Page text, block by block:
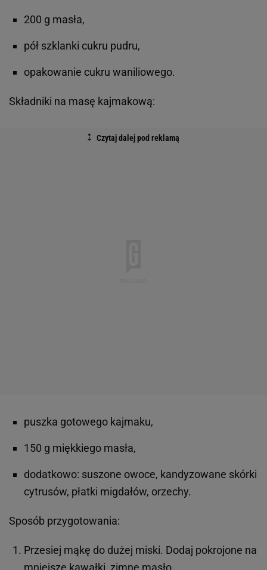
200 g masła,
pół szklanki cukru pudru,
opakowanie cukru waniliowego.
Składniki na masę kajmakową:
puszka gotowego kajmaku,
150 g miękkiego masła,
dodatkowo: suszone owoce, kandyzowane skórki
cytrusów, płatki migdałów, orzechy.
Sposób przygotowania:
Przesiej mąkę do dużej miski. Dodaj pokrojone na
mniejsze kawałki, zimne masło.